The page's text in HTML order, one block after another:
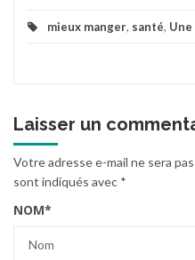
mieux manger, santé, Une
Laisser un
Votre adresse e-mail ne sera
sont indiqués avec *
NOM*